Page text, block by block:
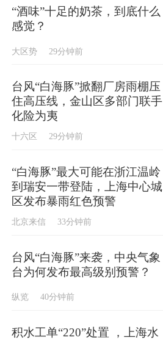
“酒味”十足的奶茶，到底什么
感觉？
大区势 29分钟前
台风“白海豚”掀翻厂房雨棚压
住高压线，金山区多部门联手
化险为夷
十六区 29分钟前
“白海豚”最大可能在浙江温岭
到瑞安一带登陆，上海中心城
区发布暴雨红色预警
北京来信 33分钟前
台风“白海豚”来袭，中央气象
台为何发布最高级别预警？
纵览 40分钟前
积水工单“220”处置 ，上海水